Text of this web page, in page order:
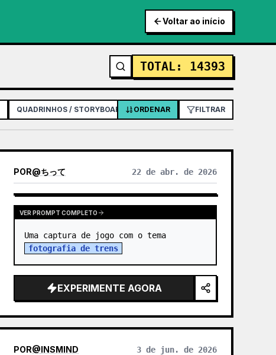
Voltar ao início
TOTAL: 14393
QUADRINHOS / STORYBOARD PÔSTER / FLYER DESIGN DE
ORDENAR FILTRAR
POR@ちって 22 de abr. de 2026
VER PROMPT COMPLETO
fotografia de trens
EXPERIMENTE AGORA
POR@INSMIND 3 de jun. de 2026